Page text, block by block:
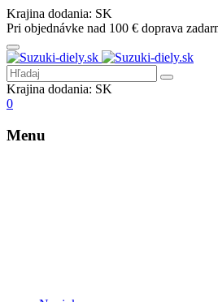
Krajina dodania: SK
Pri objednávke nad 100 € doprava
Krajina dodania: SK
0
Menu